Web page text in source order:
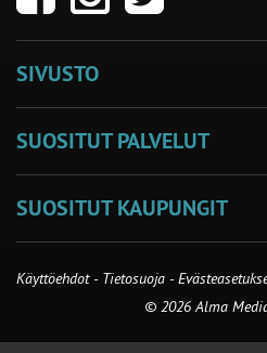
SIVUSTO
SUOSITUT PALVELUT
SUOSITUT KAUPUNGIT
Käyttöehdot - Tietosuoja -
© 2026 Alma